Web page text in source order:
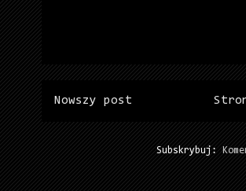
Nowszy post
Subskrybuj: